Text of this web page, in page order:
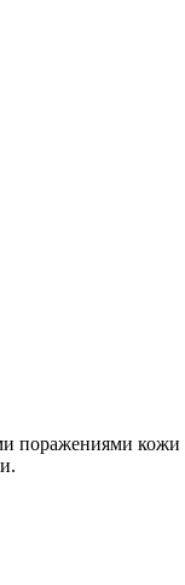
поражениями